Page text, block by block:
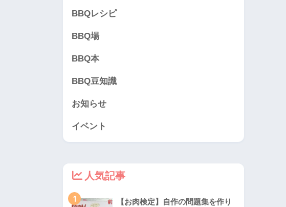
BBQレシピ
BBQ場
BBQ本
BBQ豆知識
お知らせ
イベント
人気記事
1
【お肉検定】自作の問題集を作り